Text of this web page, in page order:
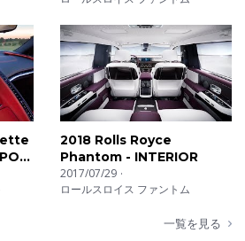
2018 Rolls Royce
Phantom - INTERIOR
2017/07/29
ロールスロイス ファントム
一覧を見る